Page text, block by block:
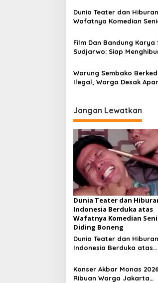
i
o
s
Dunia Teater dan
Wafatnya Komedian
Film Dan Bandung
Sudjarwo: Siap
Warung Sembako
Ilegal, Warga Desak
Jangan Lewatkan
Dunia Teater dan
Indonesia Berduka atas
Wafatnya Komedian
Diding Boneng
Dunia Teater dan Hiburan
Indonesia Berduka atas
Diding Boneng
Konser Akbar Monas
Ribuan Warga Jakarta